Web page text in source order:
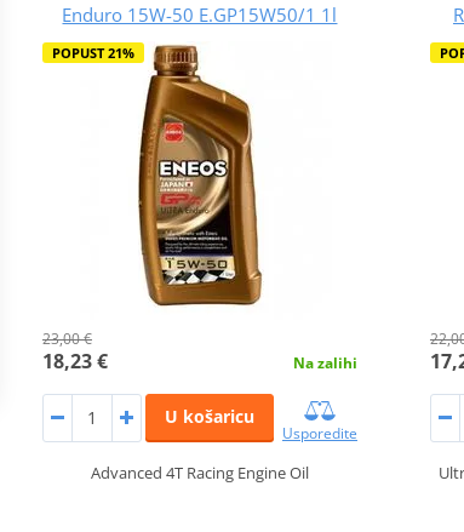
Enduro 15W-50 E.GP15W50/1 1l
POPUST 21%
23,00 €
18,23 € Na zalihi
U košaricu
Usporedite
Advanced 4T Racing Engine Oil